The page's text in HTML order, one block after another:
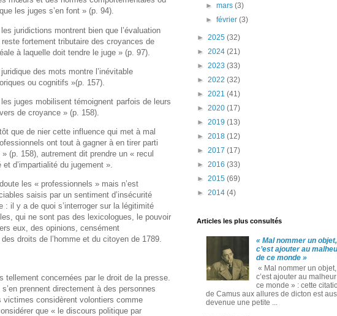
les juges s’en font » (p. 94).
juridictions montrent bien que l’évaluation
fortement tributaire des croyances de
à laquelle doit tendre le juge » (p. 97).
des mots montre l’inévitable
ou cognitifs »(p. 157).
juges mobilisent témoignent parfois de leurs
de croyance » (p. 158).
que de nier cette influence qui met à mal
ont tout à gagner à en tirer parti
(p. 158), autrement dit prendre un « recul
d’impartialité du jugement ».
les « professionnels » mais n’est
saisis par un sentiment d’insécurité
: il y a de quoi s’interroger sur la légitimité
qui ne sont pas des lexicologues, le pouvoir
eux, des opinions, censément
droits de l’homme et du citoyen de 1789.
tellement concernées par le droit de la presse.
prennent directement à des personnes
considèrent volontiers comme
que « le discours politique par
►mars(3)
►février(3)
► 2025 (32)
► 2024 (21)
► 2023 (33)
► 2022 (32)
► 2021 (41)
► 2020 (17)
► 2019 (13)
► 2018 (12)
► 2017 (17)
► 2016 (33)
► 2015 (69)
► 2014 (4)
Articles les plus consultés
« Mal nommer un objet,
c’est ajouter au
de ce monde »
« Mal nommer un objet,
c’est ajouter au
ce monde » : cette
de Camus aux allures de dicton est
devenue une petite ...